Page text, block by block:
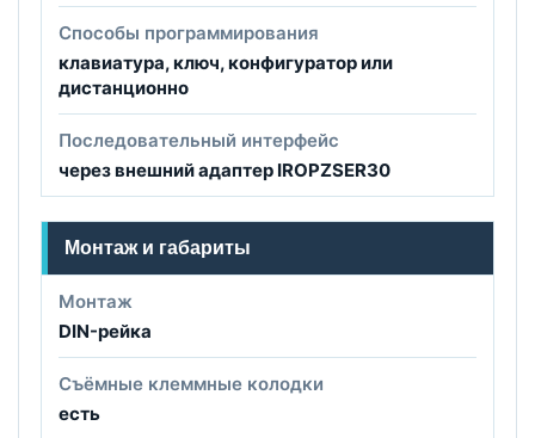
Способы программирования
клавиатура, ключ, конфигуратор или
дистанционно
Последовательный интерфейс
через внешний адаптер IROPZSER30
Монтаж и габариты
Монтаж
DIN-рейка
Съёмные клеммные колодки
есть